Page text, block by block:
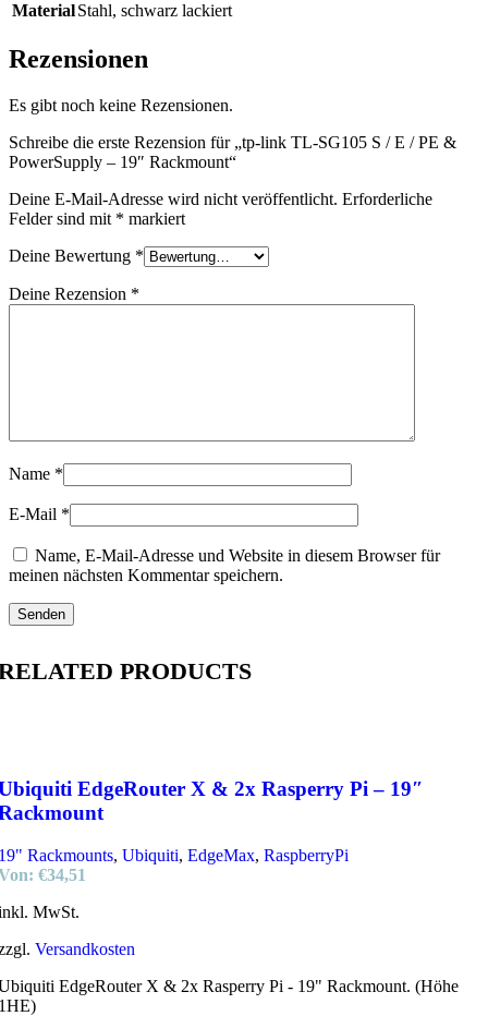
MaterialStahl, schwarz lackiert
Rezensionen
Es gibt noch keine Rezensionen.
Schreibe die erste Rezension für „tp-link TL-SG105 S / E / PE &
PowerSupply – 19″ Rackmount“
Deine E-Mail-Adresse wird nicht veröffentlicht. Erforderliche
Felder sind mit * markiert
Deine Bewertung *
Deine Rezension *
Name *
E-Mail *
Name, E-Mail-Adresse und Website in diesem Browser für
meinen nächsten Kommentar speichern.
PRODUCTS
EdgeRouter X & 2x Rasperry Pi – 19″
Rackmounts, Ubiquiti, EdgeMax, RaspberryPi
€34,51
MwSt.
Versandkosten
EdgeRouter X & 2x Rasperry Pi - 19" Rackmount. (Höhe